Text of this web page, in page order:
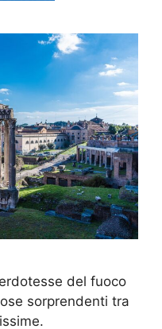
del fuoco
sorprendenti tra